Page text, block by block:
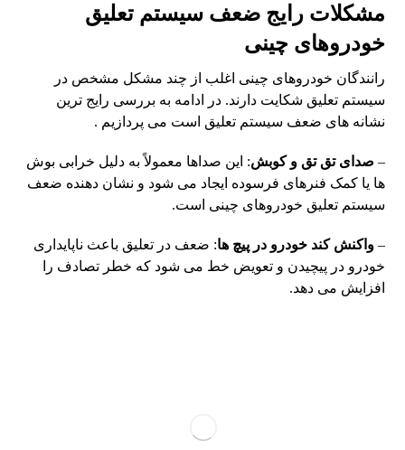
مشکلات رایج ضعف سیستم تعلیق
خودروهای چینی
رانندگان خودروهای چینی اغلب از چند مشکل مشخص در
سیستم تعلیق شکایت دارند. در ادامه به بررسی رایج ترین
نشانه های ضعف سیستم تعلیق است می پردازیم .
– صدای تق تق و کوبش: این صداها معمولاً به دلیل خرابی بوش
ها یا کمک فنرهای فرسوده ایجاد می شود و نشان دهنده ضعف
سیستم تعلیق خودروهای چینی است.
–واکنش کند خودرو در پیچ ها: ضعف در تعلیق باعث ناپایداری
خودرو در پیچیدن و تعویض خط می شود که خطر تصادف را
افزایش می دهد.